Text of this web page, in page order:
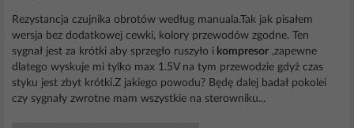
Rezystancja czujnika obrotów według manuala.Tak jak pisałem
wersja bez dodatkowej cewki, kolory przewodów zgodne. Ten
sygnał jest za krótki aby sprzegło ruszyło i kompresor ,zapewne
dlatego wyskuje mi tylko max 1.5V na tym przewodzie gdyż czas
styku jest zbyt krótki.Z jakiego powodu? Będę dalej badał pokolei
czy sygnały zwrotne mam wszystkie na sterowniku...